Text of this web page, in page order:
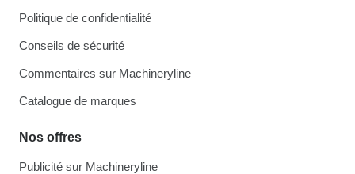
Politique de confidentialité
Conseils de sécurité
Commentaires sur Machineryline
Catalogue de marques
Nos offres
Publicité sur Machineryline